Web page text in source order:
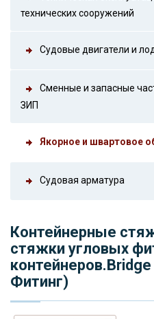
технических сооружений
Судовые двигатели и
Сменные и запасные
ЗИП
Якорное и швартовое
Судовая арматура
Контейнерные
стяжки угловых
Фитинг)